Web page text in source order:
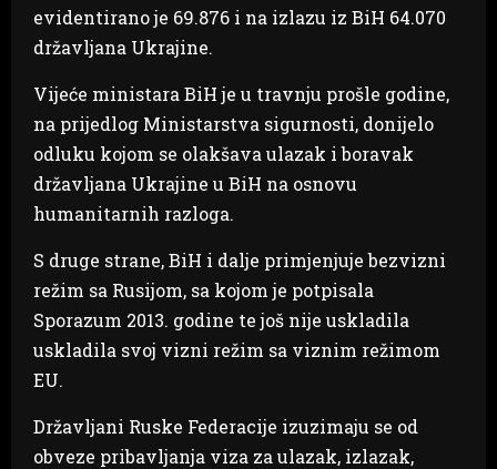
evidentirano je 69.876 i na izlazu iz BiH 64.070
državljana Ukrajine.
Vijeće ministara BiH je u travnju prošle godine,
na prijedlog Ministarstva sigurnosti, donijelo
odluku kojom se olakšava ulazak i boravak
državljana Ukrajine u BiH na osnovu
humanitarnih razloga.
S druge strane, BiH i dalje primjenjuje bezvizni
režim sa Rusijom, sa kojom je potpisala
Sporazum 2013. godine te još nije uskladila
uskladila svoj vizni režim sa viznim režimom
EU.
Državljani Ruske Federacije izuzimaju se od
obveze pribavljanja viza za ulazak, izlazak,